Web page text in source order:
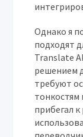
Однако я
подходят
Translate
решением
требуют
тонкостям
прибегал